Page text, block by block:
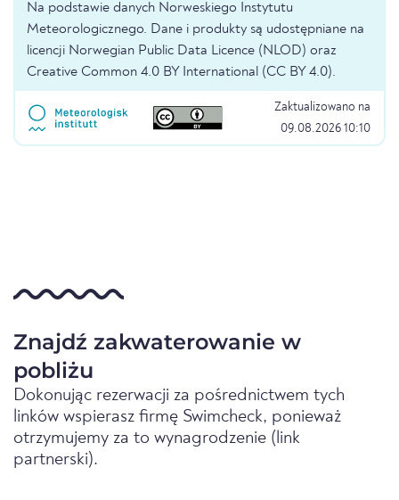
Na podstawie danych Norweskiego Instytutu
Meteorologicznego. Dane i produkty są udostępniane na
licencji Norwegian Public Data Licence (NLOD) oraz
Creative Common 4.0 BY International (CC BY 4.0).
Zaktualizowano na
09.08.2026 10:10
Znajdź zakwaterowanie w
pobliżu
Dokonując rezerwacji za pośrednictwem tych
linków wspierasz firmę Swimcheck, ponieważ
otrzymujemy za to wynagrodzenie (link
partnerski).